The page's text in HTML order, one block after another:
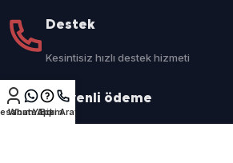
Destek
Kesintisiz hızlı destek hizmeti
Güvenli ödeme
WhatsApp
Yardım
Bizi Arayın